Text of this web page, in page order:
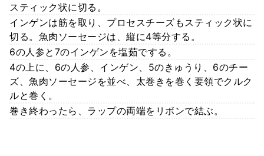
スティック状に切る。
インゲンは筋を取り、プロセスチーズもスティック状に
切る。魚肉ソーセージは、縦に4等分する。
6の人参と7のインゲンを塩茹でする。
4の上に、6の人参、インゲン、5のきゅうり、6のチー
ズ、魚肉ソーセージを並べ、太巻きを巻く要領でクルク
ルと巻く。
巻き終わったら、ラップの両端をリボンで結ぶ。